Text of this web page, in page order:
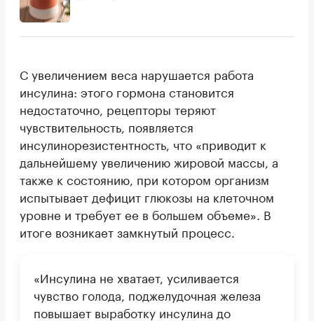
С увеличением веса нарушается работа
инсулина: этого гормона становится
недостаточно, рецепторы теряют
чувствительность, появляется
инсулинорезистентность, что «приводит к
дальнейшему увеличению жировой массы, а
также к состоянию, при котором организм
испытывает дефицит глюкозы на клеточном
уровне и требует ее в большем объеме». В
итоге возникает замкнутый процесс.
«Инсулина не хватает, усиливается
чувство голода, поджелудочная железа
повышает выработку инсулина до